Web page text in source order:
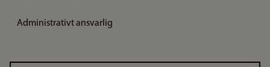
Administrativt ansvarlig